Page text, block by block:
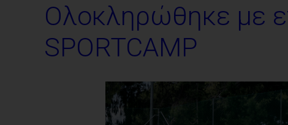
Ολοκληρώθηκε με
SPORTCAMP